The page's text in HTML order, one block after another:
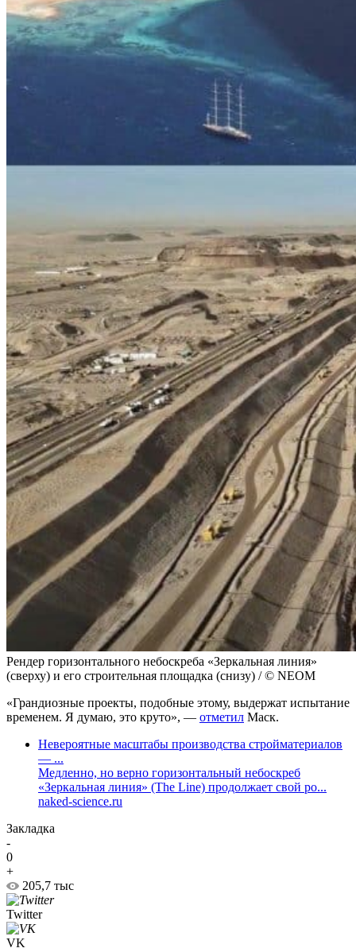
Рендер горизонтального небоскреба «Зеркальная линия»
(сверху) и его строительная площадка (снизу) / © NEOM
«Грандиозные проекты, подобные этому, выдержат испытание
временем. Я думаю, это круто», — отметил Маск.
Невероятные масштабы производства стройматериалов
— ...
Медленно, но верно горизонтальный небоскреб
«Зеркальная линия» (The Line) продолжает свой ро...
naked-science.ru
Закладка
-
0
+
205,7 тыс
Twitter
VK